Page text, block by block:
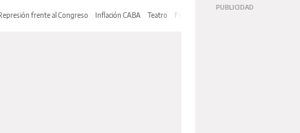
frente al Congreso Inflación CABA Teatro Feria de Editores